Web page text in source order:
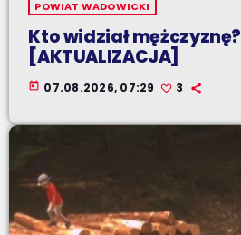
POWIAT WADOWICKI
Kto widział mężczyznę?
[AKTUALIZACJA]
today 07.08.2026, 07:29 3